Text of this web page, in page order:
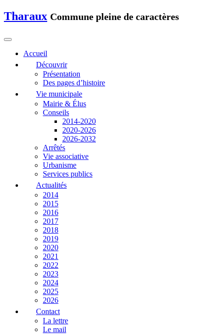
Tharaux Commune pleine de caractères
Accueil
Découvrir
Présentation
Des pages d’histoire
Vie municipale
Mairie & Élus
Conseils
2014-2020
2020-2026
2026-2032
Arrêtés
Vie associative
Urbanisme
Services publics
Actualités
2014
2015
2016
2017
2018
2019
2020
2021
2022
2023
2024
2025
2026
Contact
La lettre
Le mail